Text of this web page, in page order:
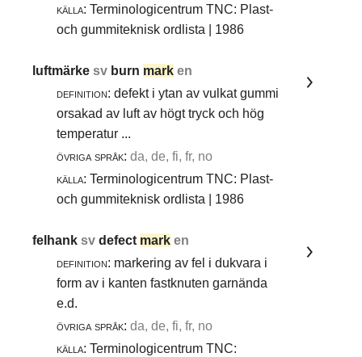
källa: Terminologicentrum TNC: Plast-
och gummiteknisk ordlista | 1986
luftmärkesv burn mark en
definition: defekt i ytan av vulkat gummi
orsakad av luft av högt tryck och hög
temperatur ...
övriga språk: da, de, fi, fr, no
källa: Terminologicentrum TNC: Plast-
och gummiteknisk ordlista | 1986
felhanksvdefect mark en
definition: markering av fel i dukvara i
form av i kanten fastknuten garnända
e.d.
övriga språk: da, de, fi, fr, no
källa: Terminologicentrum TNC: